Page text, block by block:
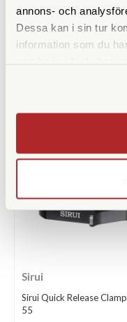
annons- och
Dessa kan i sin tur
information som du
Sirui
Sirui Quick Release
55